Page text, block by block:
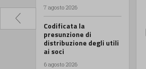
7 agosto 2026
Codificata la
presunzione di
distribuzione degli utili
ai soci
6 agosto 2026